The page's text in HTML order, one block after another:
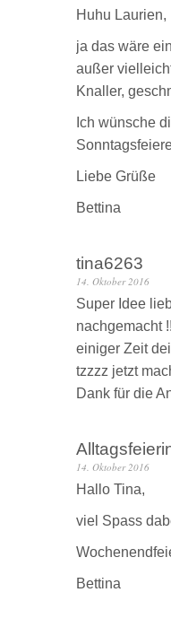
Huhu Laurien,
ja das wäre
außer
Knaller,
Ich wünsche
Liebe Grüße
Bettina
tina6263
14. Oktober 2016
Super Idee
nachgemacht
einiger Zeit
tzzzz jetzt
Dank für die
14. Oktober 2016
Hallo Tina,
viel Spass
Bettina